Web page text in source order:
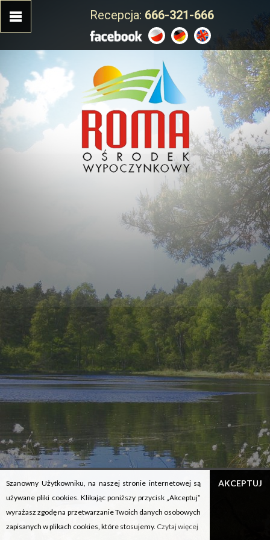
Recepcja: 666-321-666
Przedsiębiorstwo Turystyczne ROMAspółka z ograniczoną
odpowiedzialnością jest beneficjentem Subwencji Finansowej
udzielonej przez Polski Fundusz Rozwoju S.A. w ramach Tarczy finansowej
2.0 Polskiego Funduszu Rozwoju dla Mikro, Małych i Średnich Firm.
Copyright © Ośrodek Wczasowy ROMA © 2015
NOVEO INTERACTIVE OK INTERACTIVE
Szanowny Użytkowniku, na naszej stronie internetowej są
używane pliki cookies. Klikając poniższy przycisk „Akceptuj”
wyrażasz zgodę na przetwarzanie Twoich danych osobowych
zapisanych w plikach cookies, które stosujemy. Czytaj więcej
AKCEPTUJ